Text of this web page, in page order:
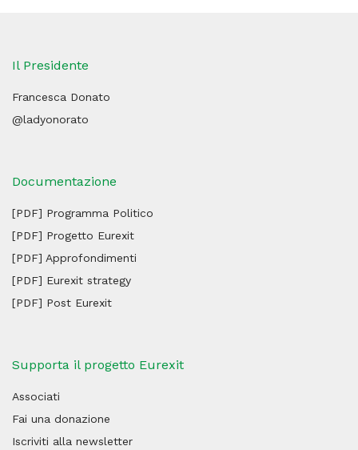
Il Presidente
Francesca Donato
@ladyonorato
Documentazione
[PDF] Programma Politico
[PDF] Progetto Eurexit
[PDF] Approfondimenti
[PDF] Eurexit strategy
[PDF] Post Eurexit
Supporta il progetto Eurexit
Associati
Fai una donazione
Iscriviti alla newsletter